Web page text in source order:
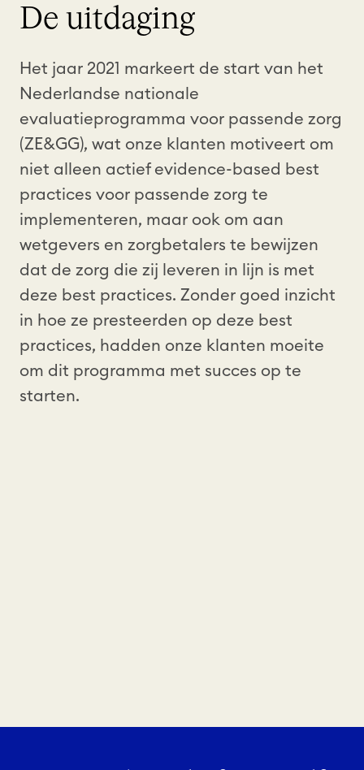
De uitdaging
Het jaar 2021 markeert de start van het
Nederlandse nationale
evaluatieprogramma voor passende zorg
(ZE&GG), wat onze klanten motiveert om
niet alleen actief evidence-based best
practices voor passende zorg te
implementeren, maar ook om aan
wetgevers en zorgbetalers te bewijzen
dat de zorg die zij leveren in lijn is met
deze best practices. Zonder goed inzicht
in hoe ze presteerden op deze best
practices, hadden onze klanten moeite
om dit programma met succes op te
starten.